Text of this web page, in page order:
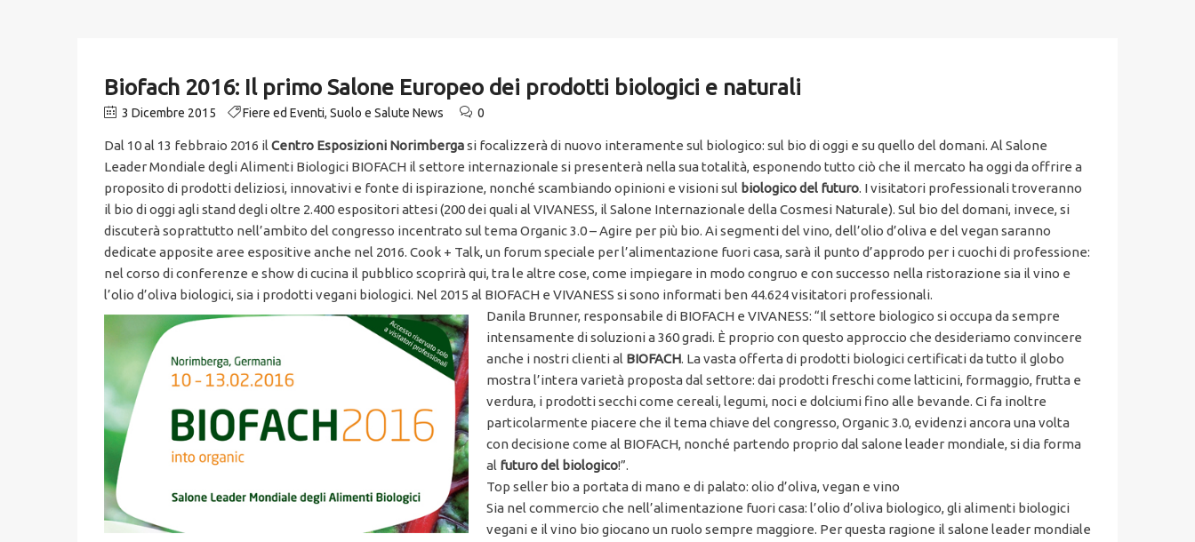
Biofach 2016: Il primo Salone Europeo dei prodotti biologici e naturali
3 Dicembre 2015 Fiere ed Eventi, Suolo e Salute News 0
Dal 10 al 13 febbraio 2016 ilCentro Esposizioni Norimbergasi focalizzerà di nuovo interamente sul biologico: sul bio di oggi e su quello del domani. Al Salone
Leader Mondiale degli Alimenti Biologici BIOFACH il settore internazionale si presenterà nella sua totalità, esponendo tutto ciò che il mercato ha oggi da offrire a
proposito di prodotti deliziosi, innovativi e fonte di ispirazione, nonché scambiando opinioni e visioni sul biologico del futuro. I visitatori professionali troveranno
il bio di oggi agli stand degli oltre 2.400 espositori attesi (200 dei quali al VIVANESS, il Salone Internazionale della Cosmesi Naturale). Sul bio del domani, invece, si
discuterà soprattutto nell’ambito del congresso incentrato sul tema Organic 3.0 – Agire per più bio. Ai segmenti del vino, dell’olio d’oliva e del vegan saranno
dedicate apposite aree espositive anche nel 2016. Cook + Talk, un forum speciale per l’alimentazione fuori casa, sarà il punto d’approdo per i cuochi di professione:
nel corso di conferenze e show di cucina il pubblico scoprirà qui, tra le altre cose, come impiegare in modo congruo e con successo nella ristorazione sia il vino e
l’olio d’oliva biologici, sia i prodotti vegani biologici. Nel 2015 al BIOFACH e VIVANESS si sono informati ben 44.624 visitatori professionali.
Danila Brunner, responsabile di BIOFACH e VIVANESS: “Il settore biologico si occupa da sempre
intensamente di soluzioni a 360 gradi. È proprio con questo approccio che desideriamo convincere
anche i nostri clienti al BIOFACH. La vasta offerta di prodotti biologici certificati da tutto il globo
mostra l’intera varietà proposta dal settore: dai prodotti freschi come latticini, formaggio, frutta e
verdura, i prodotti secchi come cereali, legumi, noci e dolciumi fino alle bevande. Ci fa inoltre
particolarmente piacere che il tema chiave del congresso, Organic 3.0, evidenzi ancora una volta
con decisione come al BIOFACH, nonché partendo proprio dal salone leader mondiale, si dia forma
al futuro del biologico!”.
Top seller bio a portata di mano e di palato: olio d’oliva, vegan e vino
Sia nel commercio che nell’alimentazione fuori casa: l’olio d’oliva biologico, gli alimenti biologici
vegani e il vino bio giocano un ruolo sempre maggiore. Per questa ragione il salone leader mondiale